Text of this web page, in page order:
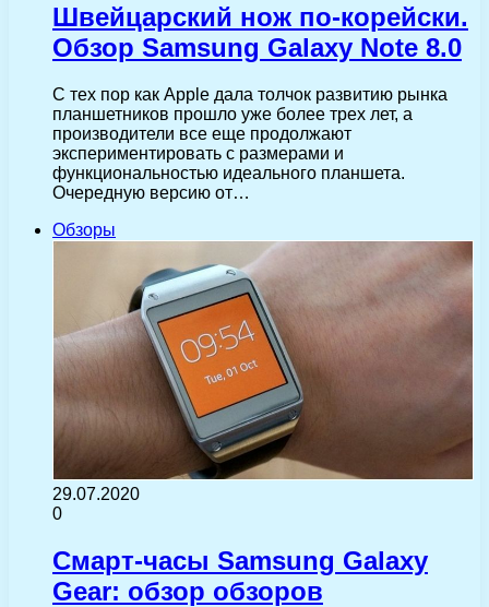
Швейцарский нож по-корейски.
Обзор Samsung Galaxy Note 8.0
С тех пор как Apple дала толчок развитию рынка
планшетников прошло уже более трех лет, а
производители все еще продолжают
экспериментировать с размерами и
функциональностью идеального планшета.
Очередную версию от…
Обзоры
29.07.2020
0
Смарт-часы Samsung Galaxy
Gear: обзор обзоров